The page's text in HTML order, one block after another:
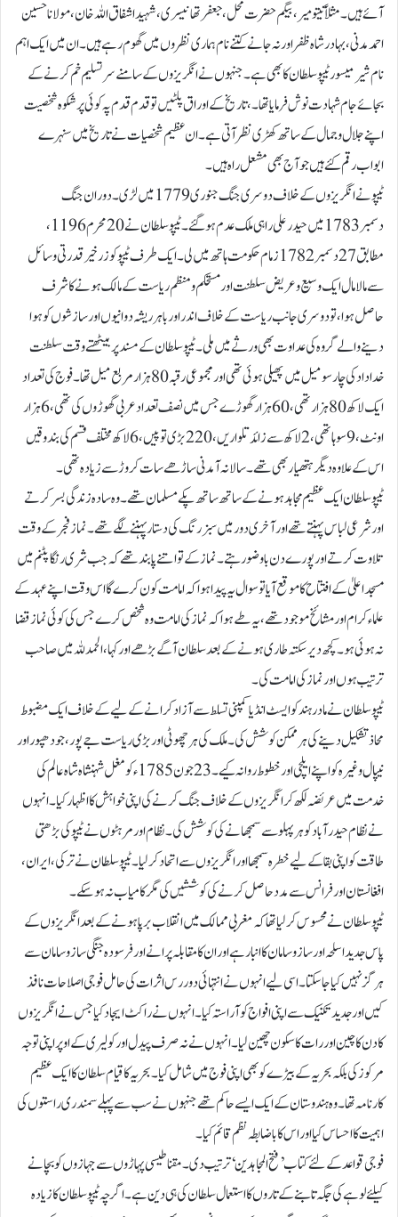
آئے ہیں۔ مثلاً تیتو میر، بیگم حضرت محل،جعفر تھانیسری،شہید اشفاق اللہ خان، مولاناحسین
احمد مدنی،بہادرشاہ ظفر اور نہ جانے کتنے نام ہماری نظروں میں گھوم رہے ہیں۔ ان میں ایک اہم
نام شیر میسور ٹیپو سلطان کا بھی ہے۔ جنہوں نے انگریزوں کے سامنے سرتسلیم خم کرنے کے
بجائے جام شہادت نوش فرمایا تھا۔، تاریخ کے اوراق پلٹیں تو قدم قدم پہ کوئی پر شکوہ شخصیت
اپنے جلال و جمال کے ساتھ کھڑی نظر آتی ہے۔ ان عظیم شخصیات نے تاریخ میں سنہرے
ابواب رقم کئے ہیں جو آج بھی مشعل راہ ہیں۔
ٹیپو نے انگریزوں کے خلاف دوسری جنگ جنوری 1779 میں لڑی ۔دوران جنگ
دسمبر 1783 میں حیدر علی راہی ملک عدم ہو گئے۔ٹیپو سلطان نے 20 محرم 1196،
مطابق 27 دسمبر 1782 زمام حکومت ہاتھ میں لی۔ ایک طرف ٹیپو کو زرخیر قدرتی وسائل
سے مالامال ایک وسیع وعریض سلطنت اور مستحکم ومنظم ریاست کے مالک ہونے کا شرف
حاصل ہوا، تو دوسری جانب ریاست کے خلاف اندر اور باہر ریشہ دوانیوں اور سازشوں کو ہوا
دینے والے گروہ کی عداوت بھی ورثے میں ملی۔ٹیپو سلطان کے مسند پر بیٹھتے وقت سلطنت
خداداد کی چار سو میل میں پھیلی ہوئی تھی اور مجموعی رقبہ 80 ہزار مربع میل تھا۔ فوج کی تعداد
ایک لاکھ 80 ہزار تھی، 60 ہزار گھوڑے جس میں نصف تعداد عربی گھوڑوں کی تھی، 6 ہزار
اونٹ، 9سو ہاتھی، 2 لاکھ سے زائد تلواریں، 220 بڑی توپیں، 6 لاکھ مختلف قسم کی بندوقیں
اس کے علاوہ دیگر ہتھیار بھی تھے۔ سالانہ آمدنی ساڑھے سات کروڑ سے زیادہ تھی۔
ٹیپو سلطان ایک عظیم مجاہد ہونے کے ساتھ ساتھ پکے مسلمان تھے۔ وہ ساد ہ زندگی بسر کرتے
اور شرعی لباس پہنتے تھے اور آخری دور میں سبز رنگ کی دستار پہننے لگے تھے۔ نماز فجر کے وقت
تلاوت کرتے اور پورے دن باوضو رہتے۔ نماز کے تو اتنے پابند تھے کہ جب شری رنگاپٹنم میں
مسجد اعلیٰ کے افتتاح کا موقع آیا تو سوال یہ پیدا ہوا کہ امامت کون کرے گا اس وقت اپنے عہد کے
علماء کرام اور مشائخ موجود تھے، یہ طے ہوا کہ نماز کی امامت وہ شخص کرے جس کی کوئی نماز قضا
نہ ہوئی ہو۔ کچھ دیر سکتہ طاری ہونے کے بعد سلطان آگے بڑھے اور کہا، الحمد للہ میں صاحب
ترتیب ہوں اور نماز کی امامت کی۔
ٹیپو سلطان نے مادر ہند کو ایسٹ انڈیا کمپنی تسلط سے آزاد کرانے کے لیے کے خلاف ایک مضبوط
محاذ تشکیل دینے کی ہر ممکن کوشش کی۔ ملک کی ہر چھوٹی اور بڑی ریاست جے پور، جودھپور اور
نیپال وغیرہ کو اپنے ایلچی اور خطوط روانہ کیے۔ 23 جون 1785ء کو مغل شہنشاہ شاہ عالم کی
خدمت میں عریضہ لکھ کر انگریزوں کے خلاف جنگ کرنے کی اپنی خواہش کا اظہار کیا۔ انہوں
نے نظام حیدرآباد کو ہر پہلو سے سمجھانے کی کوشش کی۔ نظام اور مرہٹوں نے ٹیپو کی بڑھتی
طاقت کو اپنی بقا کے لیے خطرہ سمجھا اور انگریزوں سے اتحاد کر لیا۔ ٹیپو سلطان نے ترکی، ایران،
افغانستان اور فرانس سے مدد حاصل کرنے کی کوششیں کی مگر کامیاب نہ ہو سکے۔
ٹیپو سلطان نے محسوس کر لیا تھا کہ مغربی ممالک میں انقلاب برپا ہونے کے بعد انگریزوں کے
پاس جدید اسلحہ اورساز وسامان کا انبار ہے اور ان کا مقابلہ پرانے اور فرسودہ جنگی ساز وسامان سے
ہرگز نہیں کیا جا سکتا۔ اسی لیے انہوں نے انتہائی دور رس اثرات کی حامل فوجی اصلاحات نافذ
کیں اور جدید تکنیک سے اپنی افواج کو آراستہ کیا۔ انہوں نے راکٹ ایجاد کیا جس نے انگریزوں
کا دن کا چین اور رات کا سکون چھین لیا۔ انہوں نے نہ صرف پیدل اور کولیری کے اوپر اپنی توجہ
مرکوز کی بلکہ بحریہ کے بیڑے کو بھی اپنی فوج میں شامل کیا۔ بحریہ کا قیام سلطان کاایک عظیم
کارنامہ تھا۔ وہ ہندوستان کے ایک ایسے حاکم تھے جنہوں نے سب سے پہلے سمندری راستوں کی
اہمیت کا احساس کیا اور اس کا باضابطہ نظم قائم کیا۔
فوجی قواعد کے لئے کتاب ’فتح المجاہدین‘ ترتیب دی۔ مقناطیسی پہاڑوں سے جہازوں کو بچانے
کیلئے لوہے کی جگہ تابنے کے تاروں کا استعمال سلطان کی ہی دین ہے۔ اگر چہ ٹیپو سلطان کا زیادہ